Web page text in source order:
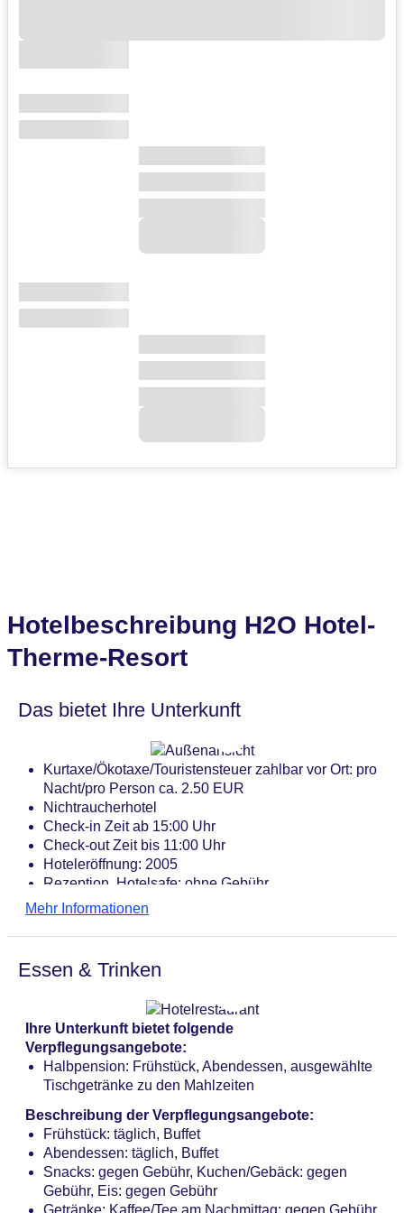
Hotelbeschreibung H2O Hotel-
Therme-Resort
Das bietet Ihre Unterkunft
Kurtaxe/Ökotaxe/Touristensteuer zahlbar vor Ort: pro
Nacht/pro Person ca. 2.50 EUR
Nichtraucherhotel
Check-in Zeit ab 15:00 Uhr
Check-out Zeit bis 11:00 Uhr
Hoteleröffnung: 2005
Rezeption, Hotelsafe: ohne Gebühr
Lift
Pools: 5
Poollandschaft: Indoor, Outdoor, Thermalwasser,
überdacht, beheizbar, Anzahl Wasserrutschen: 3,
integrierter Kinder/Babypool, mit Außenbecken, im
Wellnessbereich, Liegestühle, Sonnenschirme
25m-Sport-Pool: Outdoor, Thermalwasser, beheizbar
Kinderpool: Indoor, Thermalwasser, überdacht,
beheizbar, Wasserrutsche, integrierter
Kinder/Babypool
Babypool: Indoor, Thermalwasser, überdacht,
beheizbar, integrierter Kinder/Babypool
Pool: Indoor, Thermalwasser, überdacht, beheizbar,
im Wellnessbereich
Whirlpool: Indoor, Thermalwasser, überdacht
Badetücher: ohne Gebühr
Mehr Informationen
Essen & Trinken
Ihre Unterkunft bietet folgende
Verpflegungsangebote:
Halbpension: Frühstück, Abendessen, ausgewählte
Tischgetränke zu den Mahlzeiten
Beschreibung der Verpflegungsangebote:
Frühstück: täglich, Buffet
Abendessen: täglich, Buffet
Snacks: gegen Gebühr, Kuchen/Gebäck: gegen
Gebühr, Eis: gegen Gebühr